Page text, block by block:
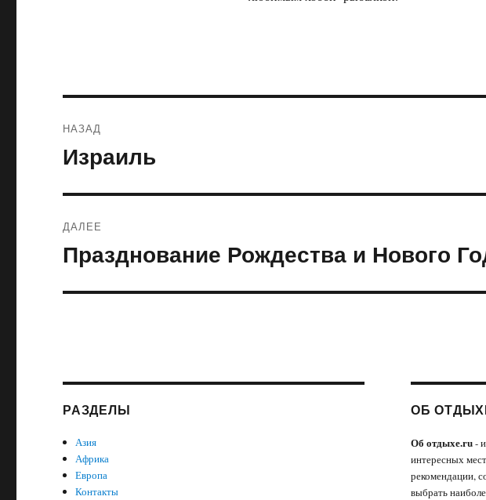
по
НАЗАД
Предыдущая
запись:
Израиль
ДАЛЕЕ
Следующая
запись:
Празднование Рождества и Нового
РАЗДЕЛЫ
Азия
Африка
Европа
Контакты
ОБ
Об отдыхе.ru-
интересных
рекомендации,
выбрать